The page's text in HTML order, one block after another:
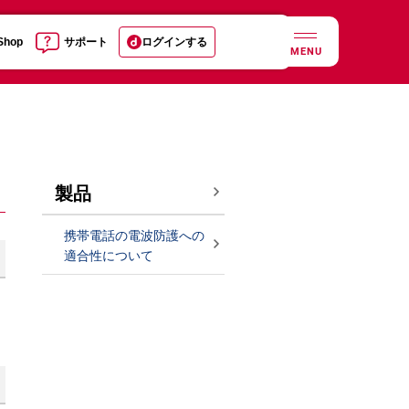
サポート ログインする
MENU
製品
携帯電話の電波防護への
適合性について